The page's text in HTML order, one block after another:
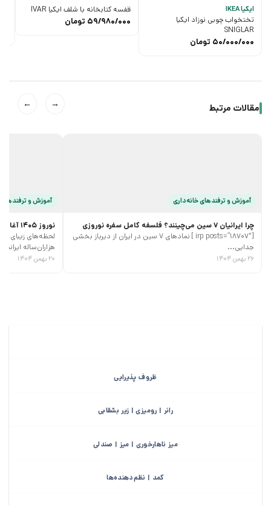
ایکیا IKEA
تختخواب چوبی نوزاد ایکیا
SNIGLAR
50/000/000 تومان
قفسه کتابخانه با شلف ایکیا IVAR
59/980/000 تومان
مقالات مرتبط →
←
آموزش و ترفند‌های خانه‌داری
چرا ایرانیان 7 سین می‌چینند؟ فلسفه کامل سفره نوروزی
[irp posts=”18707″ ] نمادهای 7 سین در ایران از دیرباز بخشی
جدایی...
۲۶ بهمن ۱۴۰۴
آموزش و
نوروز 1405 آغازی پر جنب و جوش
هزاران‌ساله
۲۰ بهمن ۱۴۰۴
ظروف پذیرایی
رانر | رومیزی | زیر بشقابی
میز ناهارخوری | میز | صندلی
کمد | نظم‌دهنده‌ها